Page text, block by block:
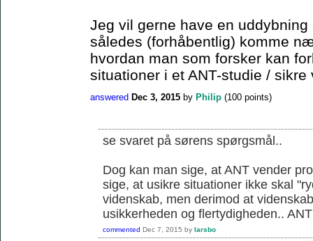
Jeg vil gerne have en
således (forhåbentlig) komme
hvordan man som forsker kan
situationer i et ANT-studie /
answered Dec 3, 2015 by Philip (100 points)
se svaret på sørens spørgsmål..
Dog kan man sige, at ANT vender
sige, at usikre situationer ikke skal
videnskab, men derimod at
usikkerheden og flertydigheden..
commented Dec 7, 2015 by larsbo